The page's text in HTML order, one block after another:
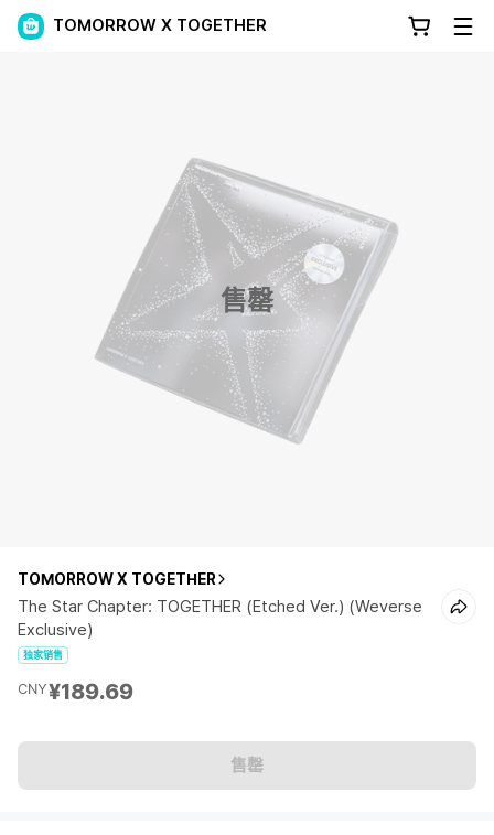
TOMORROW X TOGETHER
售罄
TOMORROW X TOGETHER
The Star Chapter: TOGETHER (Etched Ver.) (Weverse
Exclusive)
独家销售
CNY¥189.69
售罄